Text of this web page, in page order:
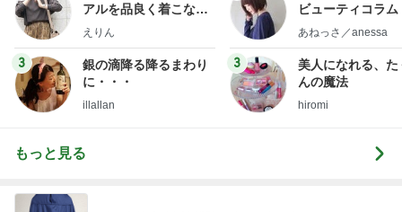
アルを品良く着こなす
ファッションブログ
えりん
3
銀の滴降る降るまわり
に・・・
illallan
ビューティコラ
little
あねっさ／anessa
3
美人になれる、た
んの魔法
hiromi
もっと見る